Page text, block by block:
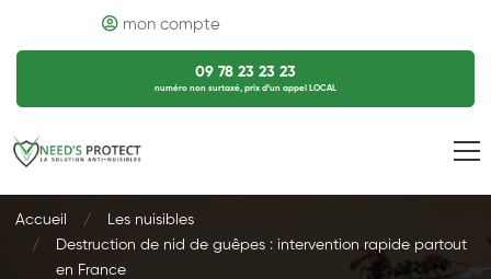
mon compte
09 78 23 23 23
numéro non surtaxé, prix d’un appel LOCAL
Accueil
Les nuisibles
Destruction de nid de guêpes : intervention rapide partout
en France